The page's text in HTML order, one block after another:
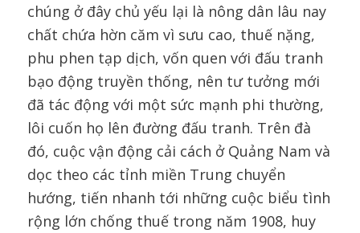
chúng ở đây chủ yếu lại là nông dân lâu nay
chất chứa hờn căm vì sưu cao, thuế nặng,
phu phen tạp dịch, vốn quen với đấu tranh
bạo động truyền thống, nên tư tưởng mới
đã tác động với một sức mạnh phi thường,
lôi cuốn họ lên đường đấu tranh. Trên đà
đó, cuộc vận động cải cách ở Quảng Nam và
dọc theo các tỉnh miền Trung chuyển
hướng, tiến nhanh tới những cuộc biểu tình
rộng lớn chống thuế trong năm 1908, huy